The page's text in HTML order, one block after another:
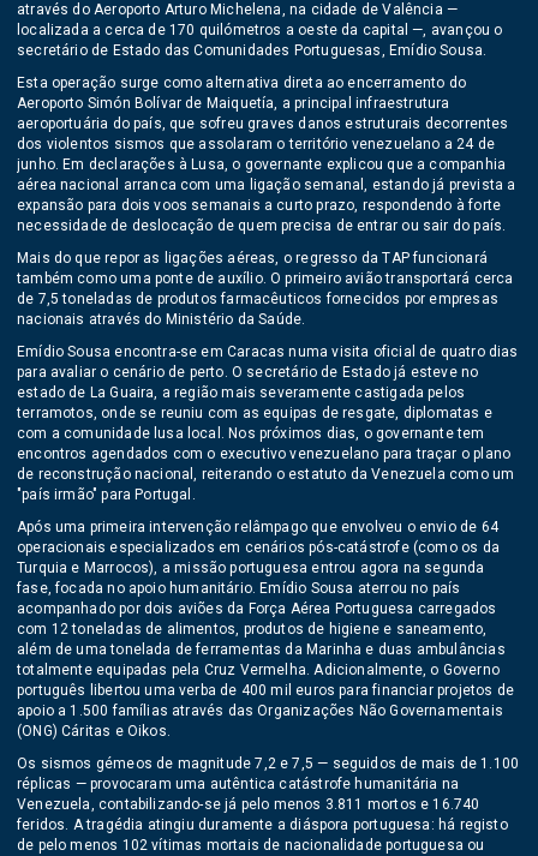
através do Aeroporto Arturo Michelena, na cidade de Valência —
localizada a cerca de 170 quilómetros a oeste da capital —, avançou o
secretário de Estado das Comunidades Portuguesas, Emídio Sousa.
Esta operação surge como alternativa direta ao encerramento do
Aeroporto Simón Bolívar de Maiquetía, a principal infraestrutura
aeroportuária do país, que sofreu graves danos estruturais decorrentes
dos violentos sismos que assolaram o território venezuelano a 24 de
junho. Em declarações à Lusa, o governante explicou que a companhia
aérea nacional arranca com uma ligação semanal, estando já prevista a
expansão para dois voos semanais a curto prazo, respondendo à forte
necessidade de deslocação de quem precisa de entrar ou sair do país.
Mais do que repor as ligações aéreas, o regresso da TAP funcionará
também como uma ponte de auxílio. O primeiro avião transportará cerca
de 7,5 toneladas de produtos farmacêuticos fornecidos por empresas
nacionais através do Ministério da Saúde.
Emídio Sousa encontra-se em Caracas numa visita oficial de quatro dias
para avaliar o cenário de perto. O secretário de Estado já esteve no
estado de La Guaira, a região mais severamente castigada pelos
terramotos, onde se reuniu com as equipas de resgate, diplomatas e
com a comunidade lusa local. Nos próximos dias, o governante tem
encontros agendados com o executivo venezuelano para traçar o plano
de reconstrução nacional, reiterando o estatuto da Venezuela como um
"país irmão" para Portugal.
Após uma primeira intervenção relâmpago que envolveu o envio de 64
operacionais especializados em cenários pós-catástrofe (como os da
Turquia e Marrocos), a missão portuguesa entrou agora na segunda
fase, focada no apoio humanitário. Emídio Sousa aterrou no país
acompanhado por dois aviões da Força Aérea Portuguesa carregados
com 12 toneladas de alimentos, produtos de higiene e saneamento,
além de uma tonelada de ferramentas da Marinha e duas ambulâncias
totalmente equipadas pela Cruz Vermelha. Adicionalmente, o Governo
português libertou uma verba de 400 mil euros para financiar projetos de
apoio a 1.500 famílias através das Organizações Não Governamentais
(ONG) Cáritas e Oikos.
Os sismos gémeos de magnitude 7,2 e 7,5 — seguidos de mais de 1.100
réplicas — provocaram uma autêntica catástrofe humanitária na
Venezuela, contabilizando-se já pelo menos 3.811 mortos e 16.740
feridos. A tragédia atingiu duramente a diáspora portuguesa: há registo
de pelo menos 102 vítimas mortais de nacionalidade portuguesa ou